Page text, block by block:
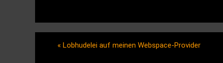
« Lobhudelei auf meinen Webspace-Provider